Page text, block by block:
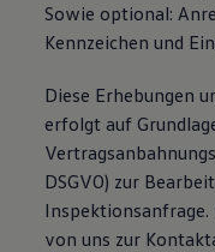
Sowie optional:
Kennzeichen und
Diese Erhebungen
erfolgt auf
DSGVO) zur
von uns zur